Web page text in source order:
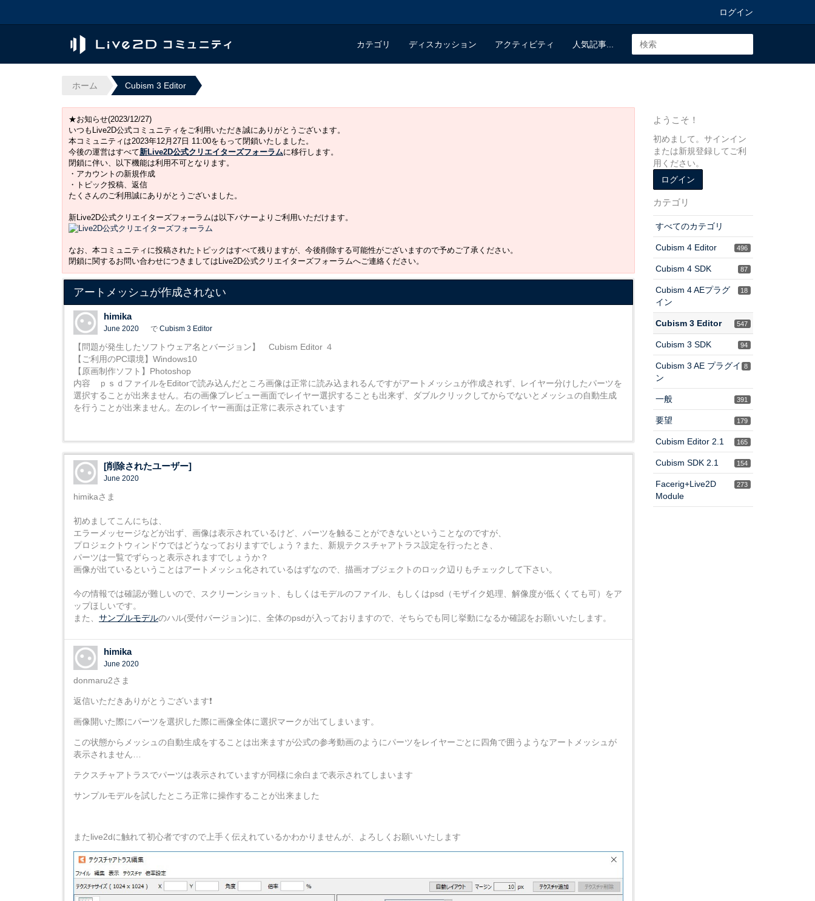
ログイン
カテゴリ ディスカッション アクティビティ 人気記事...
ホーム Cubism 3 Editor
★お知らせ(2023/12/27)
いつもLive2D公式コミュニティをご利用いただき誠にありがとうございます。
本コミュニティは2023年12月27日 11:00をもって閉鎖いたしました。
今後の運営はすべて新Live2D公式クリエイターズフォーラムに移行します。
閉鎖に伴い、以下機能は利用不可となります。
・アカウントの新規作成
・トピック投稿、返信
たくさんのご利用誠にありがとうございました。
新Live2D公式クリエイターズフォーラムは以下バナーよりご利用いただけます。
なお、本コミュニティに投稿されたトピックはすべて残りますが、今後削除する可能性がございますので予めご了承ください。
閉鎖に関するお問い合わせにつきましてはLive2D公式クリエイターズフォーラムへご連絡ください。
アートメッシュが作成されない
himika
June 2020 で Cubism 3 Editor
【問題が発生したソフトウェア名とバージョン】 Cubism Editor ４
【ご利用のPC環境】Windows10
【原画制作ソフト】Photoshop
内容 ｐｓｄファイルをEditorで読み込んだところ画像は正常に読み込まれるんですがアートメッシュが作成されず、レイヤー分けしたパーツを
選択することが出来ません。右の画像プレビュー画面でレイヤー選択することも出来ず、ダブルクリックしてからでないとメッシュの自動生成
を行うことが出来ません。左のレイヤー画面は正常に表示されています
[削除されたユーザー]
June 2020
himikaさま
初めましてこんにちは、
エラーメッセージなどが出ず、画像は表示されているけど、パーツを触ることができないということなのですが、
プロジェクトウィンドウではどうなっておりますでしょう？また、新規テクスチャアトラス設定を行ったとき、
パーツは一覧でずらっと表示されますでしょうか？
画像が出ているということはアートメッシュ化されているはずなので、描画オブジェクトのロック辺りもチェックして下さい。
今の情報では確認が難しいので、スクリーンショット、もしくはモデルのファイル、もしくはpsd（モザイク処理、解像度が低くくても可）をア
ップほしいです。
また、 サンプルモデルのハル(受付バージョン)に、全体のpsdが入っておりますので、そちらでも同じ挙動になるか確認をお願いいたします。
himika
June 2020
donmaru2さま
返信いただきありがとうございます❗
画像開いた際にパーツを選択した際に画像全体に選択マークが出てしまいます。
この状態からメッシュの自動生成をすることは出来ますが公式の参考動画のようにパーツをレイヤーごとに四角で囲うようなアートメッシュが
表示されません…
テクスチャアトラスでパーツは表示されていますが同様に余白まで表示されてしまいます
サンプルモデルを試したところ正常に操作することが出来ました
またlive2dに触れて初心者ですので上手く伝えれているかわかりませんが、よろしくお願いいたします
ようこそ！
初めまして。サインイン
または新規登録してご利
用ください。
ログイン
カテゴリ
すべてのカテゴリ
496
Cubism 4 Editor
87
Cubism 4 SDK
18
Cubism 4 AEプラグ
イン
547
Cubism 3 Editor
94
Cubism 3 SDK
8
Cubism 3 AE プラグイ
ン
391
一般
179
要望
165
Cubism Editor 2.1
154
Cubism SDK 2.1
273
Facerig+Live2D
Module